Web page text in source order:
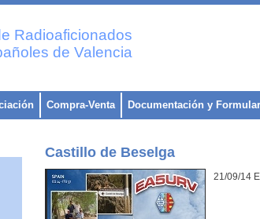
Radioaficionados
de Valencia
Compra-Venta Documentación y
Castillo de Beselga
21/09/14